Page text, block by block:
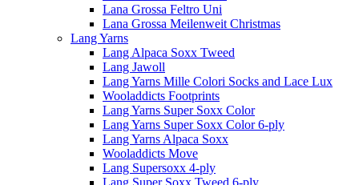
Lana Grossa Feltro Uni
Lana Grossa Meilenweit Christmas
Lang Yarns
Lang Alpaca Soxx Tweed
Lang Jawoll
Lang Yarns Mille Colori Socks and Lace Lux
Wooladdicts Footprints
Lang Yarns Super Soxx Color
Lang Yarns Super Soxx Color 6-ply
Lang Yarns Alpaca Soxx
Wooladdicts Move
Lang Supersoxx 4-ply